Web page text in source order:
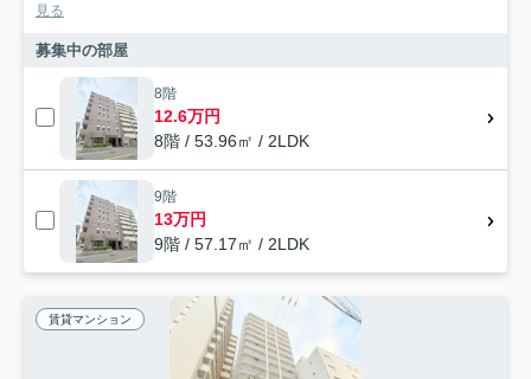
見る
募集中の部屋
8階
12.6万円
8階 / 53.96㎡ / 2LDK
9階
13万円
9階 / 57.17㎡ / 2LDK
賃貸マンション